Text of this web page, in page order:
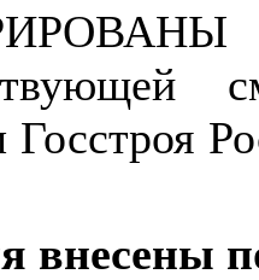
Госстроя
внесены